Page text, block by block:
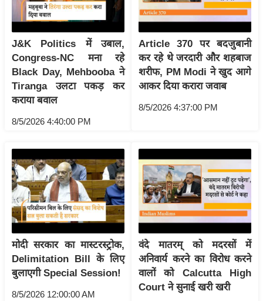
शि
प
रा
ज
नी
ति
वि
श्ले
ण
स
म
सा
म
क
मा
तृ
भू
J&K Politics में उबाल,
Congress-NC मना रहे
Black Day, Mehbooba ने
Tiranga उलटा पकड़ कर
कराया बवाल
8/5/2026 4:40:00 PM
Article 370 पर बदजुबानी
कर रहे थे जरदारी और शहबाज
शरीफ, PM Modi ने खुद आगे
आकर दिया करारा जवाब
8/5/2026 4:37:00 PM
मोदी सरकार का मास्टरस्ट्रोक,
Delimitation Bill के लिए
बुलाएगी Special Session!
8/5/2026 12:00:00 AM
वंदे मातरम् को मदरसों में
अनिवार्य करने का विरोध करने
वालों को Calcutta High
Court ने सुनाई खरी खरी